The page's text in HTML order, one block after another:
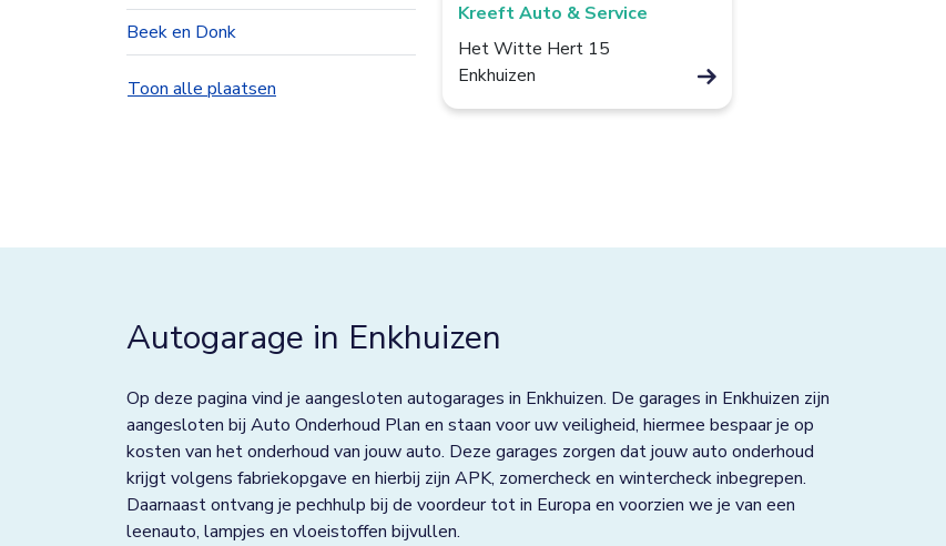
Beek en Donk
Beesd
Bunnik
Bussum
Colmschate
Culemborg
De Lier
Toon alle plaatsen
Kreeft Auto & Service
Het Witte Hert 15
Enkhuizen
Autogarage in Enkhuizen
Op deze pagina vind je aangesloten autogarages in Enkhuizen. De garages in Enkhuizen zijn
aangesloten bij Auto Onderhoud Plan en staan voor uw veiligheid, hiermee bespaar je op
kosten van het onderhoud van jouw auto. Deze garages zorgen dat jouw auto onderhoud
krijgt volgens fabriekopgave en hierbij zijn APK, zomercheck en wintercheck inbegrepen.
Daarnaast ontvang je pechhulp bij de voordeur tot in Europa en voorzien we je van een
leenauto, lampjes en vloeistoffen bijvullen.